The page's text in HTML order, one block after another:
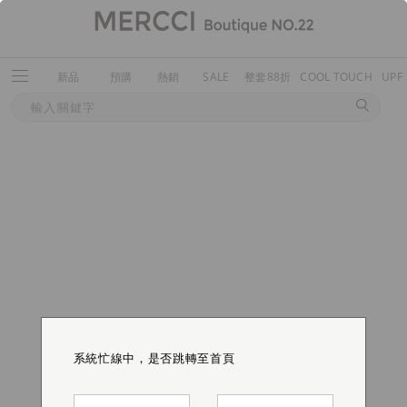
新品 預購 熱銷 SALE 整套88折 COOL TOUCH
系統忙線中，是否跳轉至首頁
系統忙線中，是否跳轉至首頁
系統忙線中，是否跳轉至首頁
系統忙線中，是否跳轉至首頁
系統忙線中，是否跳轉至首頁